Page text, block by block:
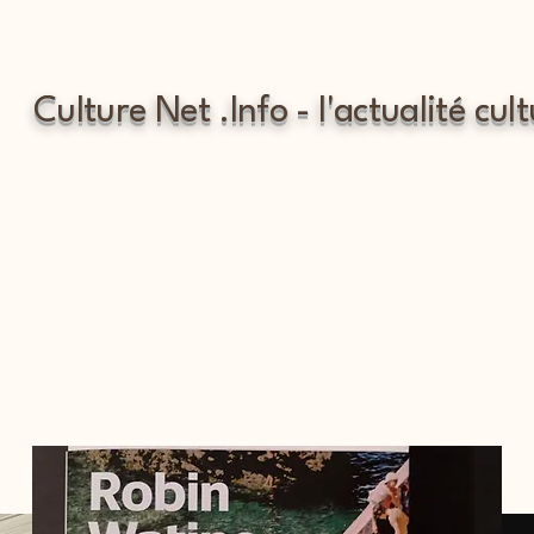
Culture Net .Info - l'actualité